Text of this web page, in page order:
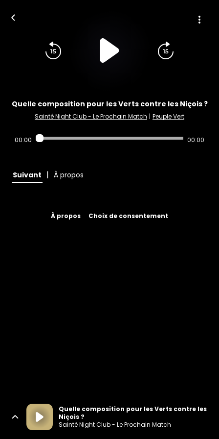
Quelle composition pour les Verts contre les Niçois ?
Sainté Night Club - Le Prochain Match | Peuple Vert
00:00 00:00
Suivant | À propos
À propos Choix de consentement
Quelle composition pour les Verts contre les
Niçois ?
Sainté Night Club - Le Prochain Match